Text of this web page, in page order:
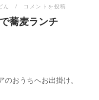
ん コメントを投稿
蕎麦ランチ
おうちへお出掛け。